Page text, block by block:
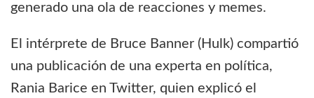
generado una ola de reacciones y memes.
El intérprete de Bruce Banner (Hulk) compartió
una publicación de una experta en política,
Rania Barice en Twitter, quien explicó el